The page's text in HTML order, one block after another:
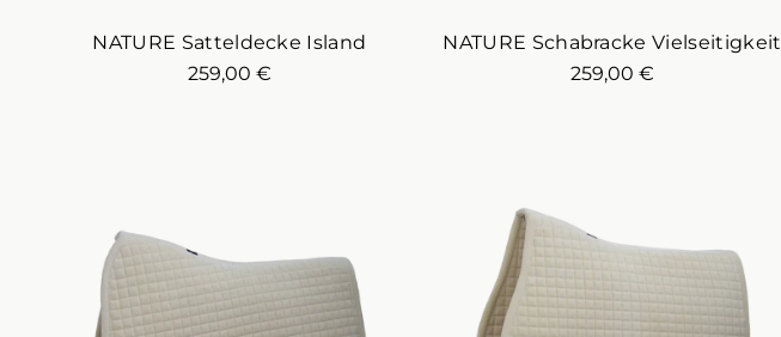
NATURE Satteldecke Island
259,00 €
NATURE Schabracke Vielseitigkeit
259,00 €